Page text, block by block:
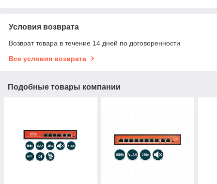
Условия возврата
Возврат товара в течение 14 дней по договоренности
Все условия возврата
Подобные товары компании